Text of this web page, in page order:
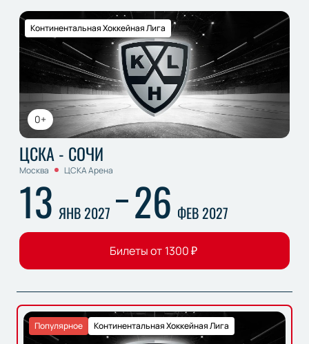
0+
Континентальная Хоккейная Лига
ЦСКА - СОЧИ
Москва ЦСКА Арена
13 ЯНВ 2027 26 ФЕВ 2027
Билеты от 1300₽
Континентальная Хоккейная Лига
Популярное